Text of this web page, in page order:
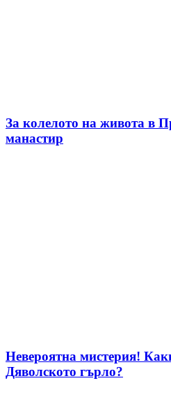
За колелото на живота в
манастир
Невероятна мистерия!
Дяволското гърло?